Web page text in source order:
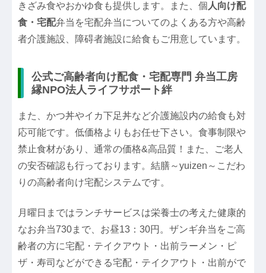
きざみ食やおかゆ食も提供します。また、個 人向け配
食・宅配弁当を宅配弁当についてのよくある方や高齢
者介護施設、障碍者施設に給食もご用意しています。
公式ご高齢者向け配食・宅配専門 弁当工房
縁NPO法人ライフサポート絆
また、かつ丼やイカ下足丼など介護施設内の給食も対
応可能です。低価格よりもお任せ下さい。食事制限や
禁止食材があり、通常の価格&高品質！また、ご老人
の安否確認も行っております。結膳～yuizen～こだわ
りの高齢者向け宅配システムです。
月曜日まではランチサービスは栄養士の考えた健康的
なお弁当730まで、お昼13：30円。ザンギ弁当をご高
齢者の方に宅配・テイクアウト・出前ラーメン・ピ
ザ・寿司などができる宅配・テイクアウト・出前がで